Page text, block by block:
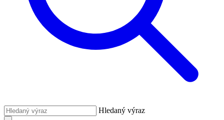
Hledaný výraz